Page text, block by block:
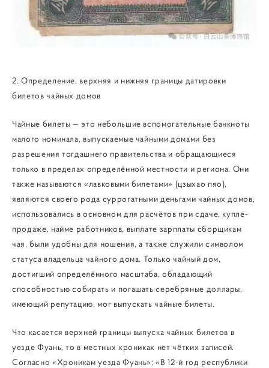
2. Определение, верхняя и нижняя границы датировки
билетов чайных домов
Чайные билеты — это небольшие вспомогательные банкноты
малого номинала, выпускаемые чайными домами без
разрешения тогдашнего правительства и обращающиеся
только в пределах определённой местности и региона. Они
также называются «лавковыми билетами» (цзыхао пяо),
являются своего рода суррогатными деньгами чайных домов,
использовались в основном для расчётов при сдаче, купле-
продаже, найме работников, выплате зарплаты сборщикам
чая, были удобны для ношения, а также служили символом
статуса владельца чайного дома. Только чайный дом,
достигший определённого масштаба, обладающий
способностью собирать и погашать серебряные доллары,
имеющий репутацию, мог выпускать чайные билеты.
Что касается верхней границы выпуска чайных билетов в
уезде Фуань, то в местных хрониках нет чётких записей.
Согласно «Хроникам уезда Фуань»: «В 12-й год республики